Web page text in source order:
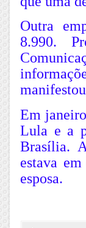
Outra
8.990.
Em
Lula e a
Brasília.
estava
esposa.